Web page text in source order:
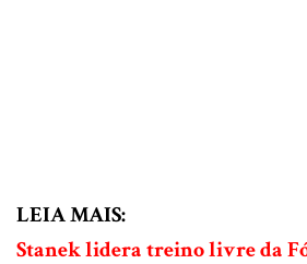
LEIA MAIS:
Stanek lidera treino livre da